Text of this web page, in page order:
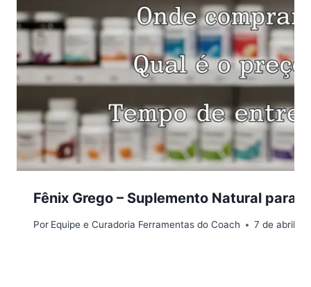
Fênix Grego – Suplemento Natural para
Por Equipe e Curadoria Ferramentas do Coach 7 de abril